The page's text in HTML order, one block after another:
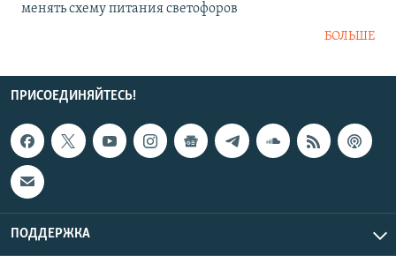
менять схему питания светофоров
БОЛЬШЕ
ПРИСОЕДИНЯЙТЕСЬ!
ПОДДЕРЖКА